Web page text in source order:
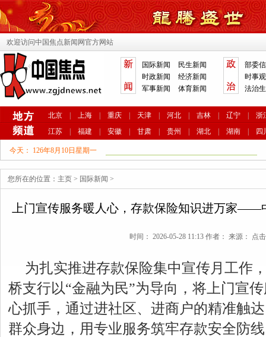
欢迎访问中国焦点新闻网官方网站
国际新闻
民生新闻
时政新闻
经济新闻
军事新闻
体育新闻
部委
时事
法治
北京 上海 重庆 天津 河北 吉林 辽宁
浙
江苏
福建 安徽 甘肃 贵州 湖北 湖南 四
今天： 126年8月10日星期一
您所在的位置： 主页 > 国际新闻 >
上门宣传服务暖人心，存款保险知识进万家——
时间： 2026-05-28 11:13 作者： 来源： 点
为扎实推进存款保险集中宣传月工作
桥支行以“金融为民”为导向，将上门宣
心抓手，通过进社区、进商户的精准触
群众身边，用专业服务筑牢存款安全防